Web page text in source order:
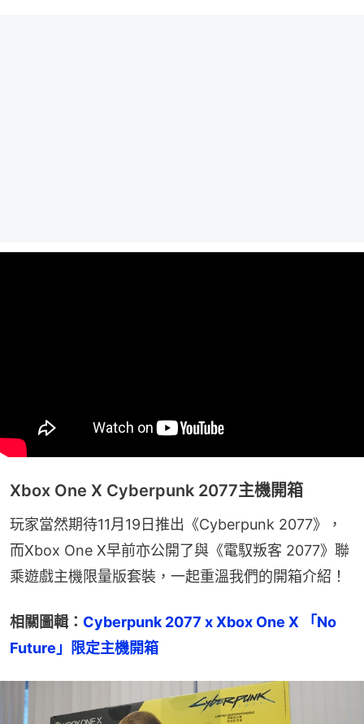
Xbox One X Cyberpunk 2077主機開箱
玩家當然期待11月19日推出《Cyberpunk 2077》，
而Xbox One X早前亦公開了與《電馭叛客 2077》聯
乘遊戲主機限量版套裝，一起重溫我們的開箱介紹！
相關圖輯： Cyberpunk 2077 x Xbox One X 「No
Future」限定主機開箱